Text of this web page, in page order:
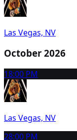
Las Vegas, NV
October 2026
18:00 PM
Las Vegas, NV
28:00 PM